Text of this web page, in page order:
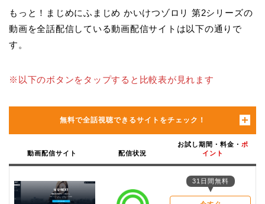
もっと！まじめにふまじめ かいけつゾロリ 第2シリーズの
動画を全話配信している動画配信サイトは以下の通りで
す。
※以下のボタンをタップすると比較表が見れます
無料で全話視聴できるサイトをチェック！
動画配信サイト 配信状況
お試し期間・料金・ ポ
イント
31日間無料